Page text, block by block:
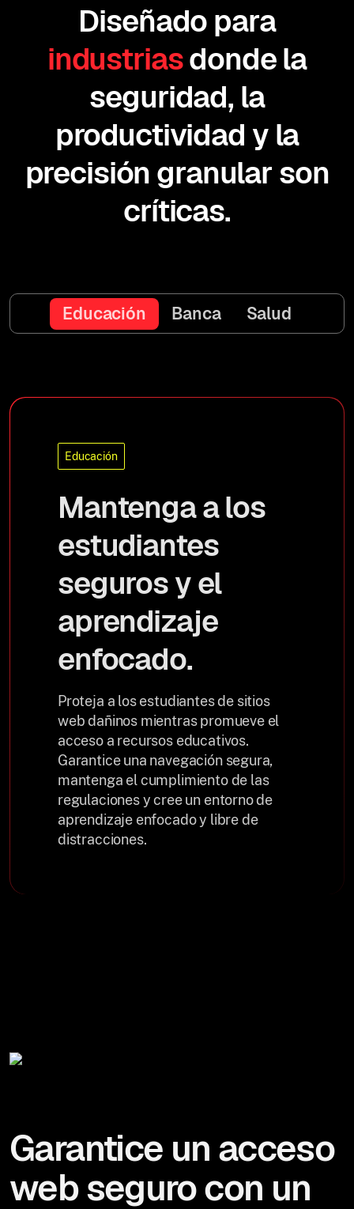
Diseñado para
industriasdonde la
seguridad, la
productividad y la
precisión granular son
críticas.
Educación Banca Salud
Educación
Mantenga a los
estudiantes
seguros y el
aprendizaje
enfocado.
Proteja a los estudiantes de sitios
web dañinos mientras promueve el
acceso a recursos educativos.
Garantice una navegación segura,
mantenga el cumplimiento de las
regulaciones y cree un entorno de
aprendizaje enfocado y libre de
distracciones.
Garantice un acceso
web seguro con un